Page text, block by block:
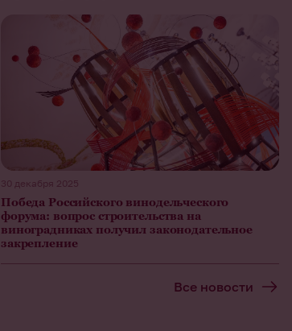
30 декабря 2025
Победа Российского винодельческого
форума: вопрос строительства на
виноградниках получил законодательное
закрепление
Все новости